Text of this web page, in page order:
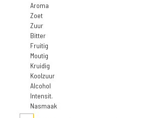
Aroma
Zoet
Zuur
Bitter
Fruitig
Moutig
Kruidig
Koolzuur
Alcohol
Intensit.
Nasmaak